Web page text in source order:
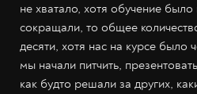
не хватало, хотя обучение
сокращали, то общее
десяти, хотя нас на курсе было
мы начали питчить,
как будто решали за других,